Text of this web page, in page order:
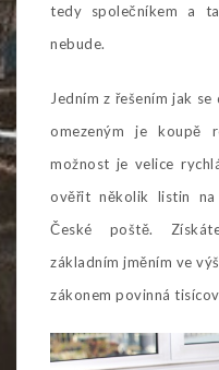
tedy společníkem a
nebude.
Jedním z řešením jak
omezeným je koupě
možnost je velice
ověřit několik listin
České poště.
základním jměním ve
zákonem povinná